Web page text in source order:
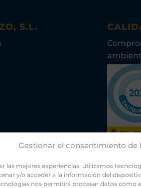
Gestionar el consentimiento de
las mejores experiencias, utilizamos
y/o acceder a la información del
nos permitirá procesar datos como
S.L.
Castilla